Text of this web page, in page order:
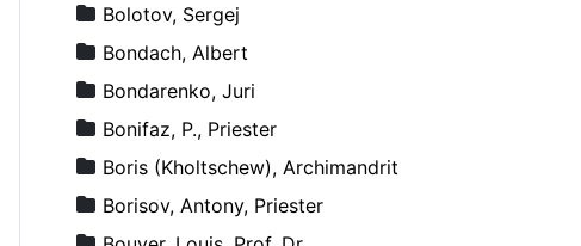
Bolotov, Sergej
Bondach, Albert
Bondarenko, Juri
Bonifaz, P., Priester
Boris (Kholtschew), Archimandrit
Borisov, Antony, Priester